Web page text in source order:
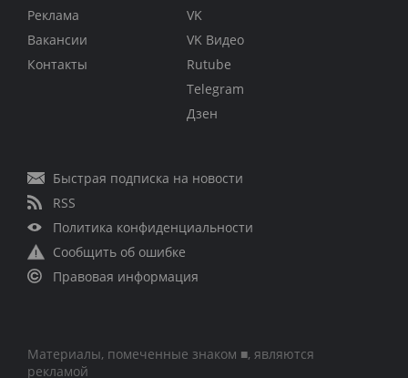
Реклама
Вакансии
Контакты
VK
VK Видео
Rutube
Telegram
Дзен
Быстрая подписка на новости
RSS
Политика конфиденциальности
Сообщить об ошибке
Правовая информация
Материалы, помеченные знаком ■, являются
рекламой